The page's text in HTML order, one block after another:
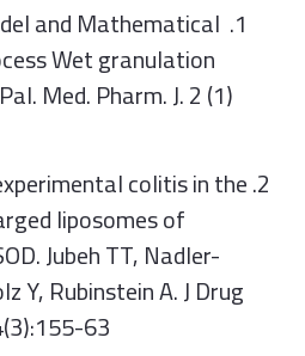
and Mathematical
Wet granulation
Med. Pharm. J. 2 (1)
colitis in the
liposomes of
Jubeh TT, Nadler-
Y, Rubinstein A. J Drug
63.